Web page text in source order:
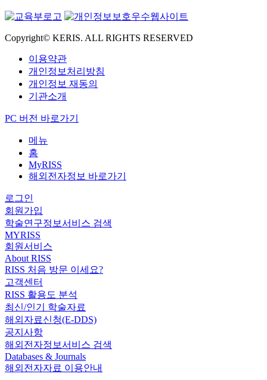
Copyright© KERIS. ALL RIGHTS RESERVED
이용약관
개인정보처리방침
개인정보 재동의
기관소개
PC 버전 바로가기
메뉴
홈
MyRISS
해외전자정보 바로가기
로그인
회원가입
학술연구정보서비스 검색
MYRISS
회원서비스
About RISS
RISS 처음 방문 이세요?
고객센터
RISS 활용도 분석
최신/인기 학술자료
해외자료신청(E-DDS)
공지사항
해외전자정보서비스 검색
Databases & Journals
해외전자자료 이용안내